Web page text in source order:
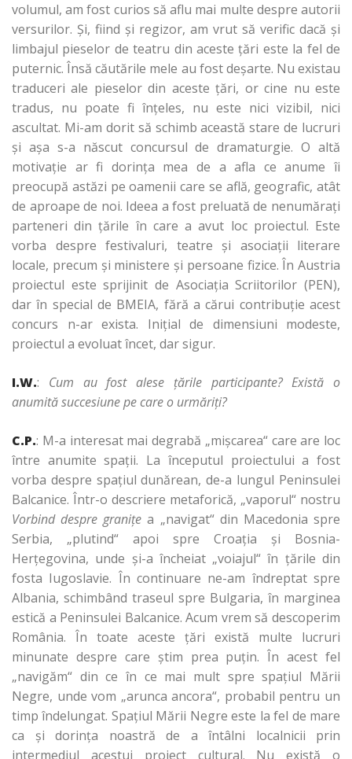
volumul, am fost curios să aflu mai multe despre autorii
versurilor. Și, fiind şi regizor, am vrut să verific dacă şi
limbajul pieselor de teatru din aceste ţări este la fel de
puternic. Însă căutările mele au fost deşarte. Nu existau
traduceri ale pieselor din aceste ţări, or cine nu este
tradus, nu poate fi înţeles, nu este nici vizibil, nici
ascultat. Mi-am dorit să schimb această stare de lucruri
şi aşa s-a născut concursul de dramaturgie. O altă
motivaţie ar fi dorința mea de a afla ce anume îi
preocupă astăzi pe oamenii care se află, geografic, atât
de aproape de noi. Ideea a fost preluată de nenumăraţi
parteneri din ţările în care a avut loc proiectul. Este
vorba despre festivaluri, teatre şi asociaţii literare
locale, precum şi ministere şi persoane fizice. În Austria
proiectul este sprijinit de Asociaţia Scriitorilor (PEN),
dar în special de BMEIA, fără a cărui contribuție acest
concurs n-ar exista. Iniţial de dimensiuni modeste,
proiectul a evoluat încet, dar sigur.
I.W.: Cum au fost alese ţările participante? Există o
anumită succesiune pe care o urmăriţi?
C.P.: M-a interesat mai degrabă „mişcarea“ care are loc
între anumite spaţii. La începutul proiectului a fost
vorba despre spaţiul dunărean, de-a lungul Peninsulei
Balcanice. Într-o descriere metaforică, „vaporul“ nostru
Vorbind despre graniţe a „navigat“ din Macedonia spre
Serbia, „plutind“ apoi spre Croaţia şi Bosnia-
Herţegovina, unde și-a încheiat „voiajul“ în ţările din
fosta Iugoslavie. În continuare ne-am îndreptat spre
Albania, schimbând traseul spre Bulgaria, în marginea
estică a Peninsulei Balcanice. Acum vrem să descoperim
România. În toate aceste ţări există multe lucruri
minunate despre care ştim prea puţin. În acest fel
„navigăm“ din ce în ce mai mult spre spaţiul Mării
Negre, unde vom „arunca ancora“, probabil pentru un
timp îndelungat. Spaţiul Mării Negre este la fel de mare
ca şi dorinţa noastră de a întâlni localnicii prin
intermediul acestui proiect cultural. Nu există o